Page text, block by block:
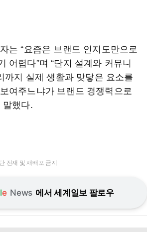
는 “요즘은 브랜드 인지도만으로
어렵다”며 “단지 설계와 커뮤니
까지 실제 생활과 맞닿은 요소를
여주느냐가 브랜드 경쟁력으로
말했다.
전재 및 재배포 금지
le News 에서 세계일보 팔로우